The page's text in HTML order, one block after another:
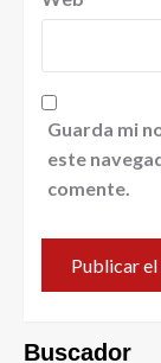
Guarda mi
este
comente.
Buscador